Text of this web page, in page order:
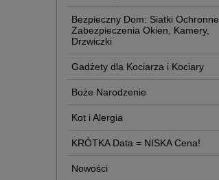
Bezpieczny Dom: Siatki Ochronne,
Zabezpieczenia Okien, Kamery,
Drzwiczki
Gadżety dla Kociarza i Kociary
Boże Narodzenie
Kot i Alergia
KRÓTKA Data = NISKA Cena!
Nowości